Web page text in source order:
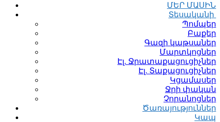
ՄԵՐ ՄԱՍԻՆ
Տեսականի
Պոմպեր
Բաքեր
Գազի կաթսաներ
Մարտկոցներ
Էլ. Ջրատաքացուցիչներ
Էլ. Տաքացուցիչներ
Կցամասեր
Ջրի փական
Չորանոցներ
Ծառայություններ
Կապ